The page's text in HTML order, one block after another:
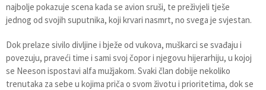
najbolje pokazuje scena kada se avion sruši, te preživjeli tješe
jednog od svojih suputnika, koji krvari nasmrt, no svega je svjestan.
Dok prelaze sivilo divljine i bježe od vukova, muškarci se svađaju i
povezuju, praveći time i sami svoj čopor i njegovu hijerarhiju, u kojoj
se Neeson ispostavi alfa mužjakom. Svaki član dobije nekoliko
trenutaka za sebe u kojima priča o svom životu i prioritetima, dok se